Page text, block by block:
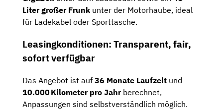
Liter großer Frunk unter der Motorhaube, ideal
für Ladekabel oder Sporttasche.
Leasingkonditionen: Transparent, fair,
sofort verfügbar
Das Angebot ist auf 36 Monate Laufzeit und
10.000 Kilometer pro Jahrberechnet,
Anpassungen sind selbstverständlich möglich.